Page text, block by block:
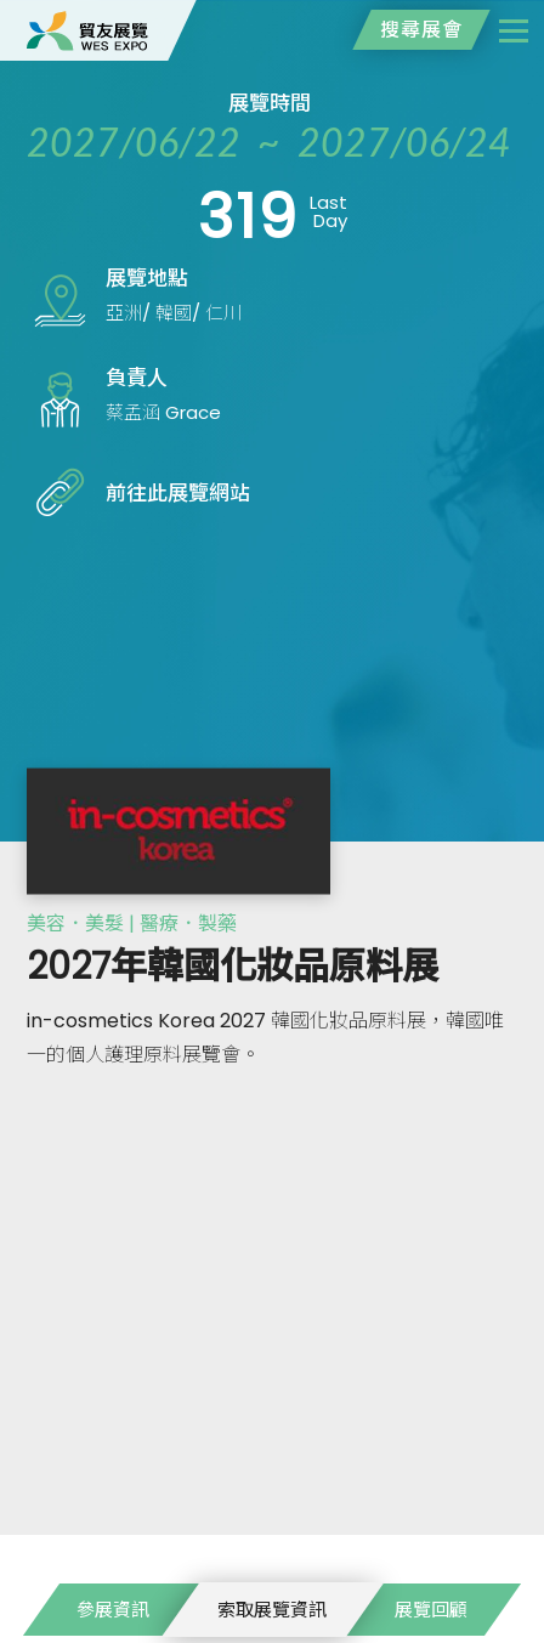
搜尋展會
展覽時間
2027/06/22 ~ 2027/06/24
319 Last
Day
展覽地點
亞洲/ 韓國/ 仁川
負責人
蔡孟涵 Grace
前往此展覽網站
美容．美髮 | 醫療．製藥
2027年韓國化妝品原料展
in-cosmetics Korea 2027 韓國化妝品原料展，韓國唯
一的個人護理原料展覽會。
參展資訊 索取展覽資訊 展覽回顧